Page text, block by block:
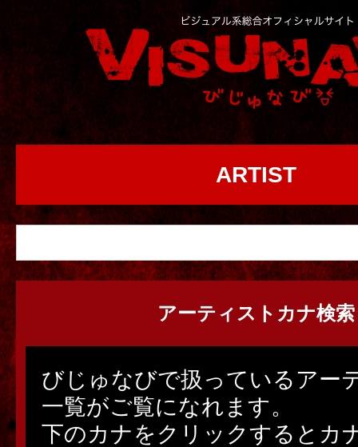
ARTIST
アーティストカナ検索
びじゅなびで扱っているアー
一覧がご覧になれます。
下のカナをクリックするとカ